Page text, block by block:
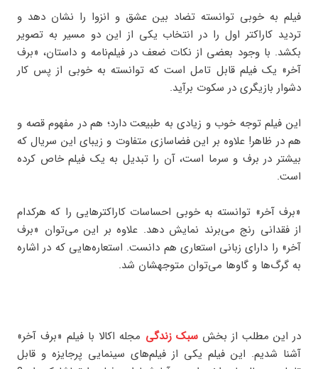
فیلم به خوبی توانسته تضاد بین عشق و انزوا را نشان دهد و
تردید کاراکتر اول را در انتخاب یکی از این دو مسیر به تصویر
بکشد. با وجود بعضی از نکات ضعف در فیلم‌نامه و داستان، «برف
آخر» یک فیلم قابل تامل است که توانسته به خوبی از پس کار
دشوار بازیگری در سکوت برآید.
این فیلم توجه خوب و زیادی به طبیعت دارد؛ هم در مفهوم قصه و
هم در ظاهر! علاوه بر این فضاسازی متفاوت و زیبای این سریال که
بیشتر در برف و سرما است، آن را تبدیل به یک فیلم خاص کرده
است.
«برف آخر» توانسته به خوبی احساسات کاراکترهایی را که هرکدام
از فقدانی رنج می‌برند نمایش دهد. علاوه بر این می‌توان «برف
آخر» را دارای زبانی استعاری هم دانست. استعاره‌هایی که در اشاره
به گرگ‌ها و گاوها می‌توان متوجهشان شد.
در این مطلب از بخش سبک زندگی مجله اکالا با فیلم «برف آخر»
آشنا شدیم. این فیلم یکی از فیلم‌های سینمایی پرجایزه و قابل